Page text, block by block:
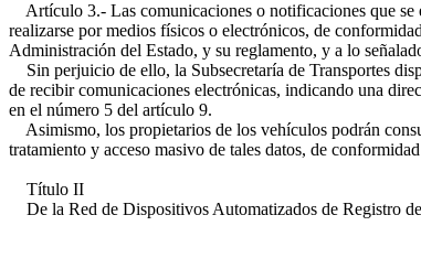
Artículo 3.- Las comunicaciones o notificaciones que se
realizarse por medios físicos o electrónicos, de
Administración del Estado, y su reglamento, y a lo
Sin perjuicio de ello, la Subsecretaría de Transportes
de recibir comunicaciones electrónicas, indicando una
en el número 5 del artículo 9.
Asimismo, los propietarios de los vehículos podrán
tratamiento y acceso masivo de tales datos, de
Título II
De la Red de Dispositivos Automatizados de Registro